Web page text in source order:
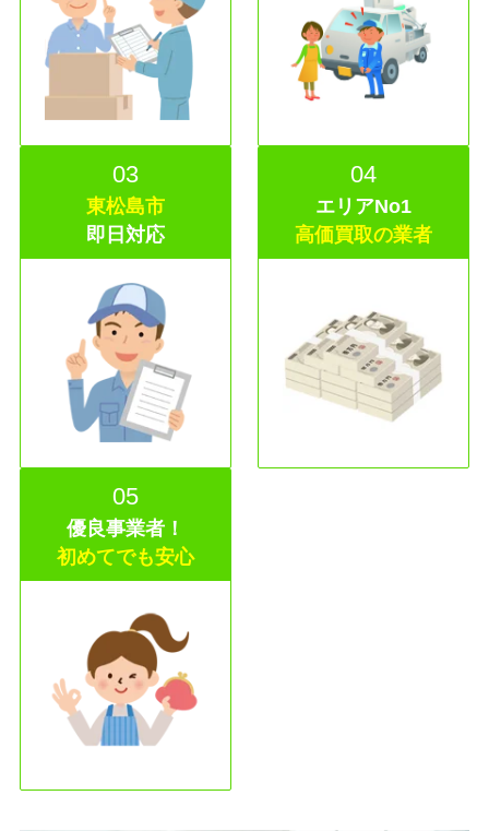
03
東松島市
即日 対応
04
エリアNo1
高価買取の業者
05
優良事業者！
初めてでも安心